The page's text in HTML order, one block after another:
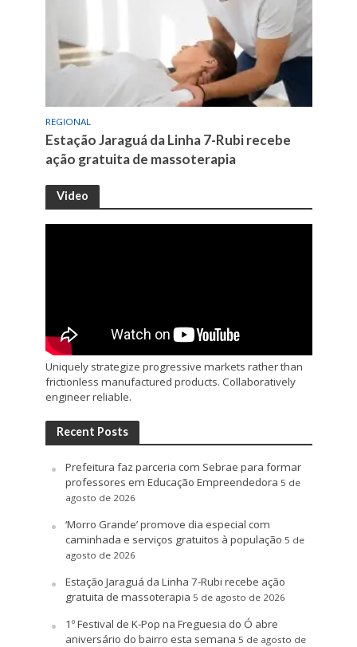
REGIONAL
Estação Jaraguá da Linha 7-Rubi recebe
ação gratuita de massoterapia
Video
Uniquely strategize progressive markets rather than
frictionless manufactured products. Collaboratively
engineer reliable.
Recent Posts
Prefeitura faz parceria com Sebrae para formar
professores em Educação Empreendedora 5 de
agosto de 2026
‘Morro Grande’ promove dia especial com
caminhada e serviços gratuitos à população 5 de
agosto de 2026
Estação Jaraguá da Linha 7-Rubi recebe ação
gratuita de massoterapia 5 de agosto de 2026
1º Festival de K-Pop na Freguesia do Ó abre
aniversário do bairro esta semana 5 de agosto de